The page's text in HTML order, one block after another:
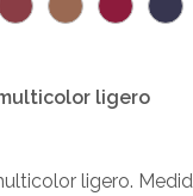
ligero
ligero.